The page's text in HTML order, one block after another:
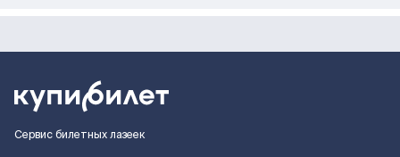
Сервис билетных лазеек